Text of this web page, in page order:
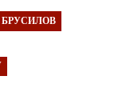
БРУСИЛОВ